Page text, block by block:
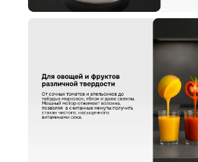
КУПИТЬ В
Заполните
и мы оформим заказ
Соковыжималка
Соковыжималка Zigmund & Shtain